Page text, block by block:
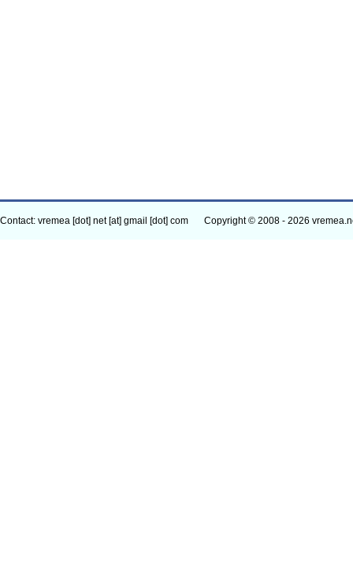
Contact: vremea [dot] net [at] gmail [dot] com Copyright © 2008 - 2026